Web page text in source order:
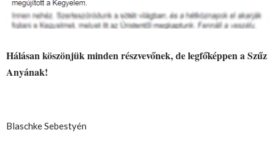
Hálásan köszönjük minden részvevőnek, de legfőképpen a Szűz
Anyának!
Blaschke Sebestyén